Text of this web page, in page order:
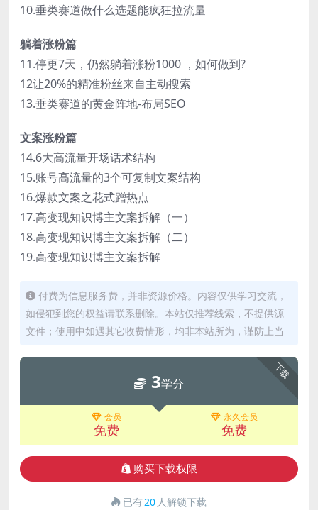
10.垂类赛道做什么选题能疯狂拉流量
躺着涨粉篇
11.停更7天，仍然躺着涨粉1000 ，如何做到?
12让20%的精准粉丝来自主动搜索
13.垂类赛道的黄金阵地-布局SEO
文案涨粉篇
14.6大高流量开场话术结构
15.账号高流量的3个可复制文案结构
16.爆款文案之花式蹭热点
17.高变现知识博主文案拆解（一）
18.高变现知识博主文案拆解（二）
19.高变现知识博主文案拆解
付费为信息服务费，并非资源价格。内容仅供学习交流，
如侵犯到您的权益请联系删除。本站仅推荐线索，不提供源
文件；使用中如遇其它收费情形，均非本站所为，谨防上当
下载
3学分
会员
免费
永久会员
免费
购买下载权限
已有20 人解锁下载